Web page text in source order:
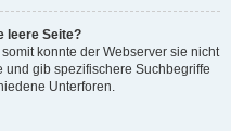
leere Seite?
konnte der Webserver sie nicht
gib spezifischere Suchbegriffe
Unterforen.